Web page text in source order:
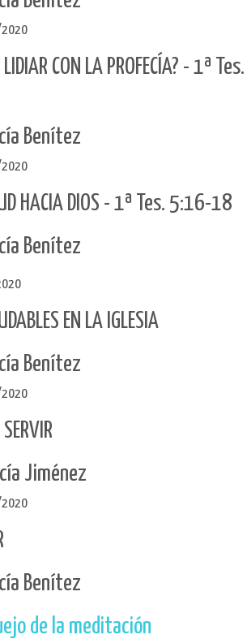
2020
LIDIAR CON LA PROFECÍA? - 1ª Tes.
Benítez
2020
HACIA DIOS - 1ª Tes. 5:16-18
Benítez
EN LA IGLESIA
Benítez
2020
Jiménez
2020
Benítez
de la meditación